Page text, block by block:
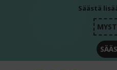
Säästä